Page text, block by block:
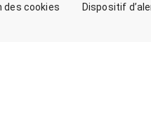
des cookies Dispositif